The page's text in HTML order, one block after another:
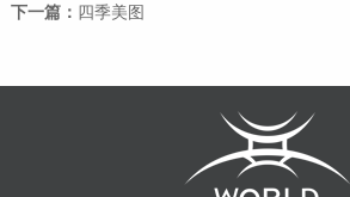
下一篇： 四季美图